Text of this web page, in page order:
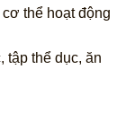
thể hoạt động
tập thể dục, ăn